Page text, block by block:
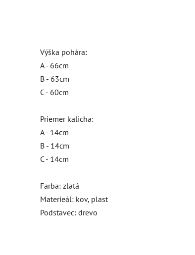
Výška pohára:
A - 66cm
B - 63cm
C - 60cm
Priemer kalicha:
A - 14cm
B - 14cm
C - 14cm
Farba: zlatá
Materieál: kov, plast
Podstavec: drevo